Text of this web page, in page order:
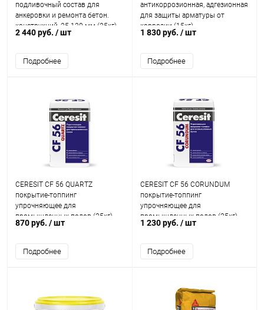
подливочный состав для
анкеровки и ремонта бетон.
конструкций, 25-120 мм (25кг)
2 440 руб. / шт
Подробнее
антикоррозионная, адгезионная
для защиты арматуры от
коррозии (15кг)
1 830 руб. / шт
Подробнее
CERESIT CF 56 QUARTZ
покрытие-топпинг
упрочняющее для
промышленных полов (25кг)
870 руб. / шт
Подробнее
CERESIT CF 56 CORUNDUM
покрытие-топпинг
упрочняющее для
промышленных полов (25кг)
1 230 руб. / шт
Подробнее